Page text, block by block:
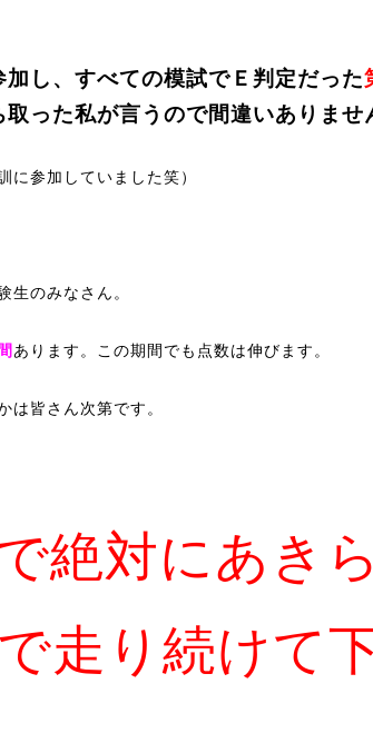
し、すべての模試でＥ判定だった
取った私が言うので間違いありませ
に参加していました笑）
生のみなさん。
あります。この期間でも点数は伸びます。
は皆さん次第です。
絶対にあきら
走り続けて